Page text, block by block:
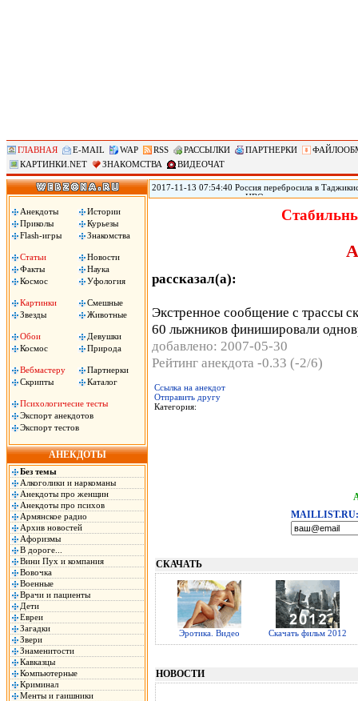
ГЛАВНАЯ E-MAIL WAP RSS РАССЫЛКИ ПАРТНЕРКИ
КАРТИНКИ.NET
ЗНАКОМСТВА ВИДЕОЧАТ
Анекдоты
Истории
Приколы
Курьезы
Flash-игры
Знакомства
Статьи
Новости
Факты
Наука
Космос
Уфология
Картинки
Смешные
Звезды
Животные
Обои
Девушки
Космос
Природа
Вебмастеру
Партнерки
Скрипты
Каталог
Психологичесие тесты
Экспорт анекдотов
Экспорт тестов
АНЕКДОТЫ
Без темы
Алкоголики и наркоманы
Анекдоты про женщин
Анекдоты про психов
Армянское радио
Архив новостей
Афоризмы
В дороге...
Вини Пух и компания
Вовочка
Военные
Врачи и пациенты
Дети
Евреи
Загадки
Звери
Знаменитости
Кавказцы
Компьютерные
Криминал
Менты и гаишники
2017-11-13 07:54:40 Россия перебросила в
самолетов и вертолетов ЦВО на
вертолетов Центрального военного округа
рассказал(а):
Экстренное сообщение с трассы
60 лыжников финишировали
добавлено: 2007-05-30
Рейтинг анекдота -0.33 (-2/6)
Ссылка на анекдот
Отправить другу
Категория:
MAILLIST.RU:
СКАЧАТЬ
Эротика. Видео Скачать фильм 2012
НОВОСТИ